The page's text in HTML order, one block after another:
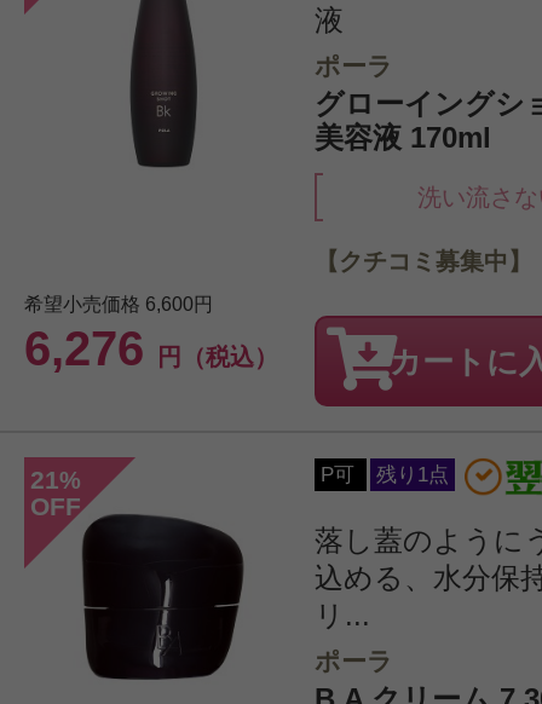
液
ポーラ
グローイングシ
美容液 170ml
洗い流さ
希望小売価格 6,600円
6,276 円（税込）
【クチコミ募集中】
カートに
21%
OFF
P可 残り1点
落し蓋のように
込める、水分保
リ...
ポーラ